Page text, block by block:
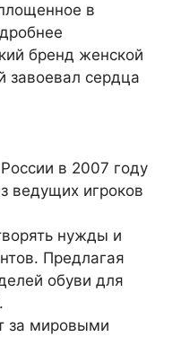
в
бренд женской
завоевал сердца
в 2007 году
ведущих игроков
нужды и
Предлагая
обуви для
за мировыми